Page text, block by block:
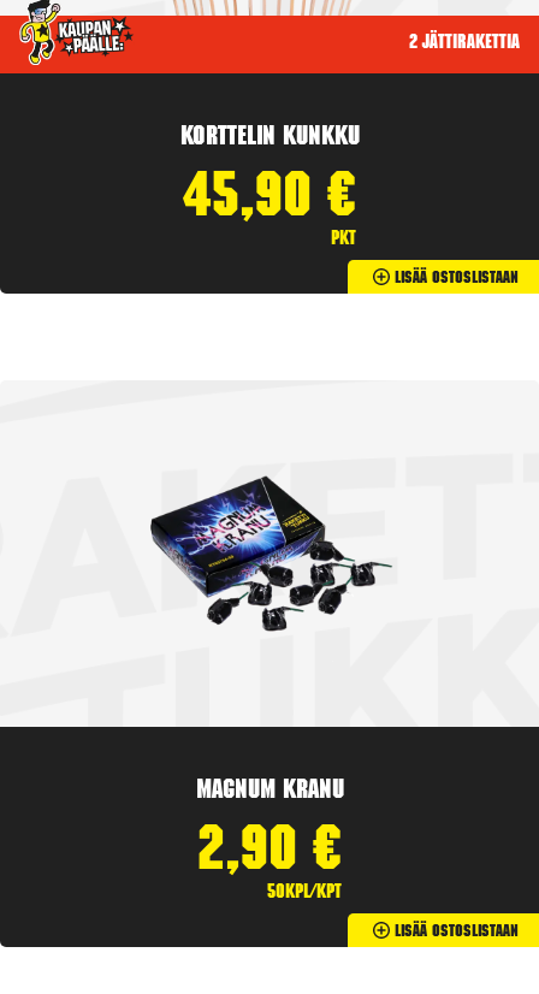
2 jättirakettia
Korttelin kunkku
45,90 €
pkt
Lisää Ostoslistaan
Magnum Kranu
2,90 €
50kpl/kpt
Lisää Ostoslistaan